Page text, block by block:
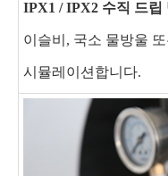
IPX1 / IPX2 수직 드립
이슬비, 국소 물방울
시뮬레이션합니다.